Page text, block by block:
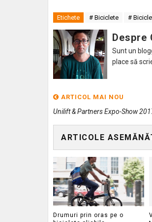
Etichete # Biciclete #
Despre
Sunt un
place să
ARTICOL MAI NOU
Unilift & Partners Expo-Show
ARTICOLE
Drumuri prin oras pe o